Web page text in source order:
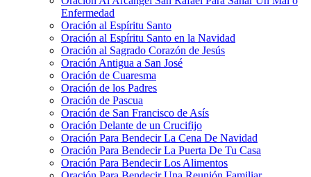
Enfermedad
Oración al Espíritu Santo
Oración al Espíritu Santo en la Navidad
Oración al Sagrado Corazón de Jesús
Oración Antigua a San José
Oración de Cuaresma
Oración de los Padres
Oración de Pascua
Oración de San Francisco de Asís
Oración Delante de un Crucifijo
Oración Para Bendecir La Cena De Navidad
Oración Para Bendecir La Puerta De Tu Casa
Oración Para Bendecir Los Alimentos